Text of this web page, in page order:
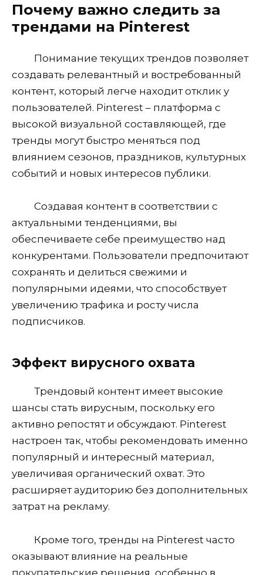
Почему важно следить за
трендами на Pinterest
Понимание текущих трендов позволяет
создавать релевантный и востребованный
контент, который легче находит отклик у
пользователей. Pinterest – платформа с
высокой визуальной составляющей, где
тренды могут быстро меняться под
влиянием сезонов, праздников, культурных
событий и новых интересов публики.
Создавая контент в соответствии с
актуальными тенденциями, вы
обеспечиваете себе преимущество над
конкурентами. Пользователи предпочитают
сохранять и делиться свежими и
популярными идеями, что способствует
увеличению трафика и росту числа
подписчиков.
Эффект вирусного охвата
Трендовый контент имеет высокие
шансы стать вирусным, поскольку его
активно репостят и обсуждают. Pinterest
настроен так, чтобы рекомендовать именно
популярный и интересный материал,
увеличивая органический охват. Это
расширяет аудиторию без дополнительных
затрат на рекламу.
Кроме того, тренды на Pinterest часто
оказывают влияние на реальные